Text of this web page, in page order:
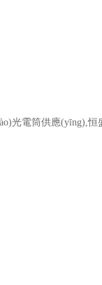
光電筒供應(yīng),恒